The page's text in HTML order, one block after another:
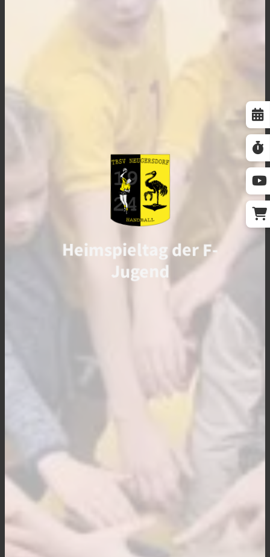
Heimspieltag der F-
Jugend